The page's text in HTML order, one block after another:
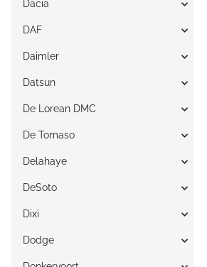
Dacia
DAF
Daimler
Datsun
De Lorean DMC
De Tomaso
Delahaye
DeSoto
Dixi
Dodge